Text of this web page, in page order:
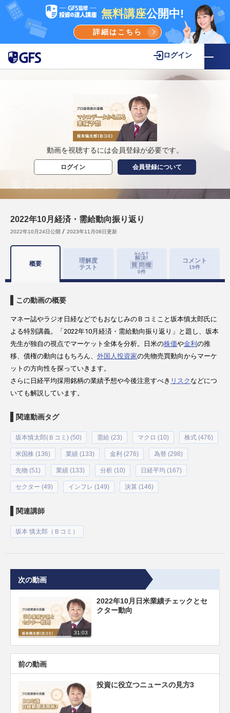
無料講座公開中!
詳細はこちら
ログイン
動画を視聴するには会員登録が必要です。
ログイン 会員登録について
2022年10月経済・需給動向振り返り
2022年10月24日公開 2023年11月08日更新
概要
理解度
テスト
0件
コメント
19件
この動画の概要
マネー誌やラジオ日経などでもおなじみのＢコミこと坂本慎太郎氏に
よる特別講義。「2022年10月経済・需給動向振り返り」と題し、坂本
先生が独自の視点でマーケット全体を分析。日米の株価や金利 の推
移、債権の動向はもちろん、 外国人投資家の先物売買動向からマーケ
ットの方向性を探っていきます。
さらに日経平均採用銘柄の業績予想や今後注意すべき リスク などにつ
いても解説しています。
関連動画タグ
坂本慎太郎(Ｂコミ) (50) 需給 (23) マクロ (10) 株式 (476)
米国株 (136) 業績 (133) 金利 (276) 為替 (298)
先物 (51) 業績 (133) 分析 (10) 日経平均 (167)
セクター (49) インフレ (149) 決算 (146)
関連講師
坂本 慎太郎（Ｂコミ）
次の動画
31:03
2022年10月日米業績チェックとセ
クター動向
前の動画
投資に役立つニュースの見方3